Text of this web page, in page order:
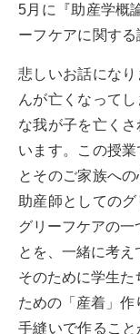
5月に『助産学概
ーフケアに関する
悲しいお話にな
んが亡くなって
な我が子を亡く
います。この授
とそのご家族へ
助産師としての
グリーフケアの一
とを、一緒に考え
そのために学生
ための「産着」作
手縫いで作るこ